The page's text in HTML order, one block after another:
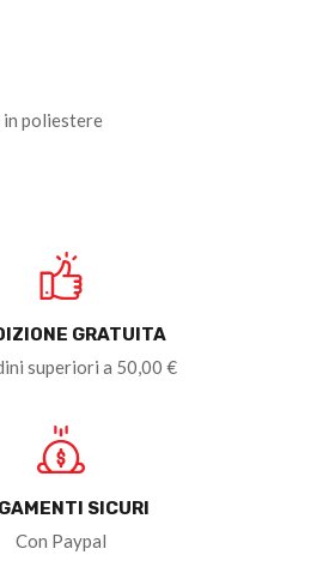
in poliestere
GRATUITA
superiori a 50,00 €
SICURI
Con Paypal